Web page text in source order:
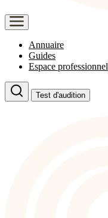
Annuaire
Guides
Espace professionnel
Test d'audition